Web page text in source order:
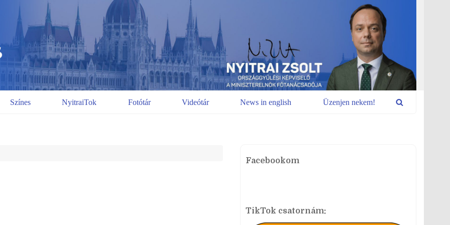
Színes NyitraiTok Fotótár Videótár News in english Üzenjen nekem!
Facebookom
TikTok csatornám: